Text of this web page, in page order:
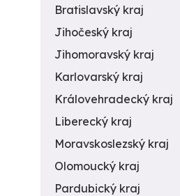
Bratislavský kraj
Jihočeský kraj
Jihomoravský kraj
Karlovarský kraj
Královehradecký kraj
Liberecký kraj
Moravskoslezský kraj
Olomoucký kraj
Pardubický kraj